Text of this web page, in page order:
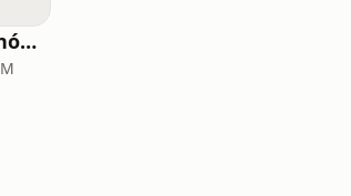
Tua Rádio Veranópolis